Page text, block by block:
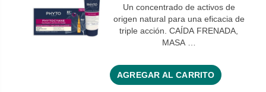
Un concentrado de activos de
origen natural para una eficacia de
triple acción. CAÍDA FRENADA,
MASA …
AGREGAR AL CARRITO